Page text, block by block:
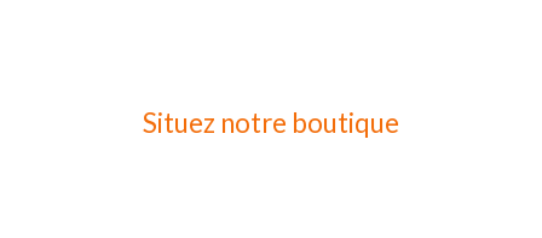
Situez notre boutique